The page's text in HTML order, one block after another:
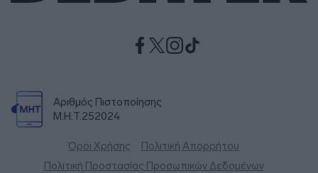
Αριθμός Πιστοποίησης
Μ.Η.Τ.252024
Όροι Χρήσης
Πολιτική Απορρήτου
Πολιτική Προστασίας Προσωπικών Δεδομένων